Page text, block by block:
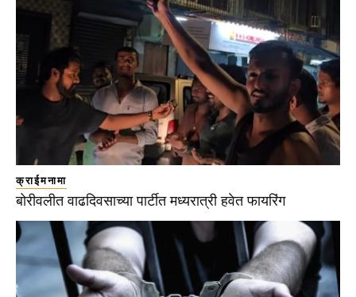
क्राईमनामा
बोरीवलीत वाढदिवसाच्या पार्टीत मध्यरात्री हवेत फायरिंग